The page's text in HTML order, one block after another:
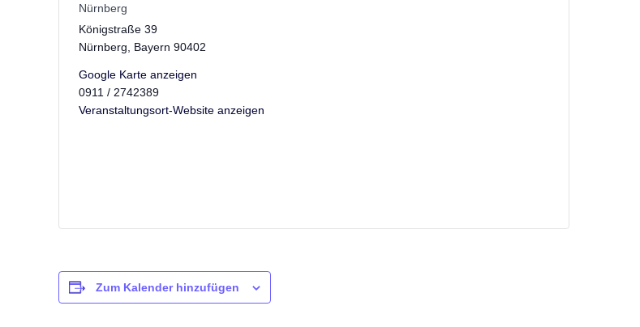
Nürnberg
Königstraße 39
Nürnberg
Bayern 90402
Google Karte anzeigen
0911 / 2742389
Veranstaltungsort-Website anzeigen
Zum Kalender hinzufügen